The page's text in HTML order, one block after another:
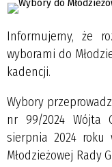
Informujemy, że
wyborami do
kadencji.
Wybory
nr 99/2024 Wójta
sierpnia 2024 roku
Młodzieżowej Rady